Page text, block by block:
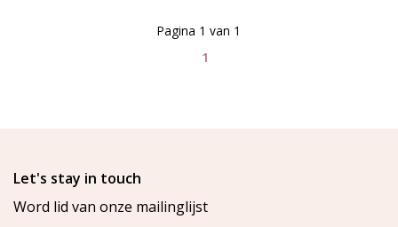
1
Pagina 1 van 1
Let's stay in touch
Word lid van onze mailinglijst